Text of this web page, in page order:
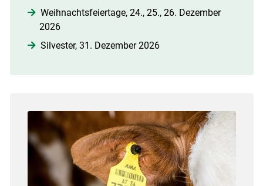
Weihnachtsfeiertage, 24., 25., 26. Dezember
2026
Silvester, 31. Dezember 2026